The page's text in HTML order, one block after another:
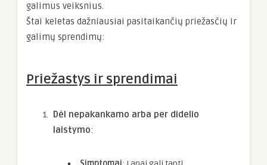
galimus veiksnius.
Štai keletas dažniausiai pasitaikančių priežasčių ir
galimų sprendimų:
Priežastys ir sprendimai
Dėl nepakankamo arba per didelio
laistymo: